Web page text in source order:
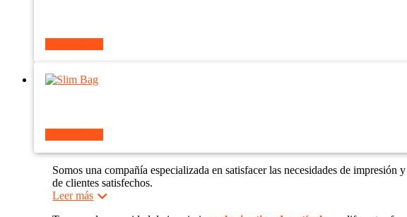
Somos una compañía especializada en satisfacer las necesidades de
de clientes satisfechos.
Leer más